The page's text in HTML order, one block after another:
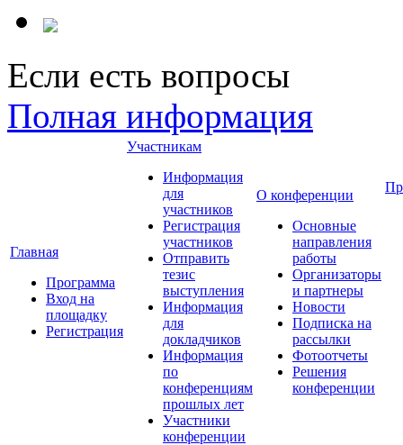
Если есть вопросы
Полная информация
Главная
Программа
Вход на
площадку
Регистрация
Участникам
Информация
для
участников
Регистрация
участников
Отправить
тезис
выступления
Информация
для
докладчиков
Информация
по
конференциям
прошлых лет
Участники
конференции
О конференции
Основные
направления
работы
Организаторы
и партнеры
Новости
Подписка на
рассылки
Фотоотчеты
Решения
конференции